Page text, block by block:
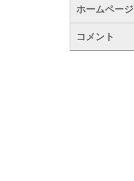
ホームページ
コメント